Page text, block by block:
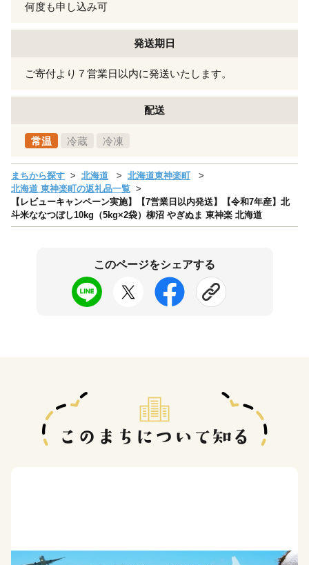
何度も申し込み可
発送期日
ご寄付より７営業日以内に発送いたします。
配送
常温 冷蔵 冷凍
まちから探す 北海道
北海道東神楽町
北海道 東神楽町の返礼品一覧
【レビューキャンペーン実施】【7営業日以内発送】【令和7年産】北
斗米ななつぼし10kg（5kg×2袋）柳沼 やぎぬま 東神楽 北海道
このページをシェアする